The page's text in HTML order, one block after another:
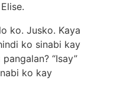
ko. Jusko. Kaya
ko sinabi kay
“Isay”
ko kay